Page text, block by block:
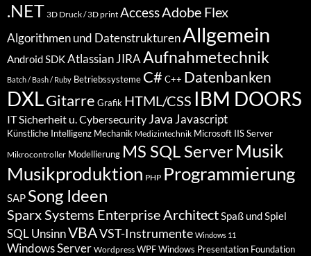
.NET 3D Druck / 3D print AccessAdobe Flex
Algorithmen und DatenstrukturenAllgemein
Android SDKAtlassian JIRAAufnahmetechnik
Batch / Bash / Ruby Betriebssysteme C# C++ Datenbanken
DXLGitarre Grafik HTML/CSS IBM DOORS
IT Sicherheit u. Cybersecurity Java Javascript
Künstliche Intelligenz Mechanik Medizintechnik Microsoft IIS Server
Mikrocontroller Modellierung MS SQL Server Musik
Musikproduktion PHP Programmierung
SAP Song Ideen
Sparx Systems Enterprise ArchitectSpaß und Spiel
SQL UnsinnVBAVST-Instrumente Windows 11
Windows Server Wordpress WPF Windows Presentation Foundation